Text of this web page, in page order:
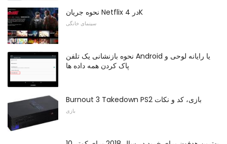
نحوه جریان Netflix در 4K
سینمای خانگی
نحوه بازنشانی یک تلفن Android یا رایانه لوحی و
پاک کردن همه داده ها
Burnout 3 Takedown PS2 بازی، کد و نکات
بازی